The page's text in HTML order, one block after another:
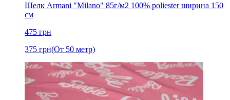
Шелк Armani "Milano" 85г/м2 100% poliester ширина 150
см
475 грн
375 грн(От 50 метр)